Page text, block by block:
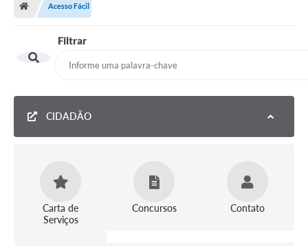
Meio Ambiente
Transparência
Serviços
Divulgação de Vagas SEDUC
Acesso Fácil
Filtrar
CIDADÃO
Carta de
Serviços
Concursos Contato